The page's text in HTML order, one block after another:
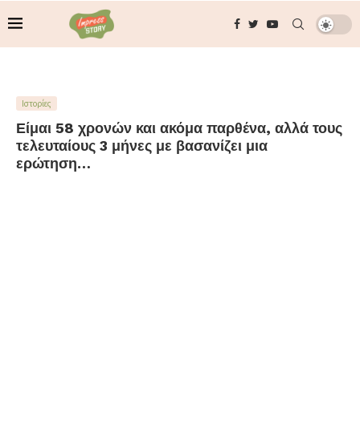
Ιστορίες
Είμαι 58 χρονών και ακόμα παρθένα, αλλά τους
τελευταίους 3 μήνες με βασανίζει μια
ερώτηση…